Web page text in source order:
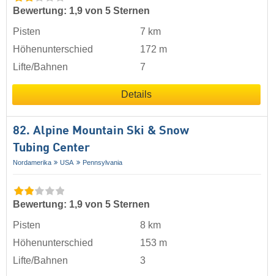
Bewertung: 1,9 von 5 Sternen
Pisten
7 km
Höhenunterschied
172 m
Lifte/Bahnen
7
Details
82. Alpine Mountain Ski & Snow
Tubing Center
Nordamerika USA Pennsylvania
Bewertung: 1,9 von 5 Sternen
Pisten
8 km
Höhenunterschied
153 m
Lifte/Bahnen
3